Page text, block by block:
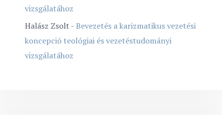
vizsgálatához
Halász Zsolt -Bevezetés a karizmatikus vezetési
koncepció teológiai és vezetéstudományi
vizsgálatához